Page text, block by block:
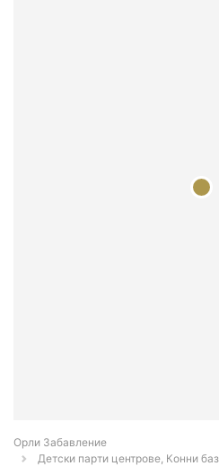
Орли Забавление
Детски парти центрове, Конни